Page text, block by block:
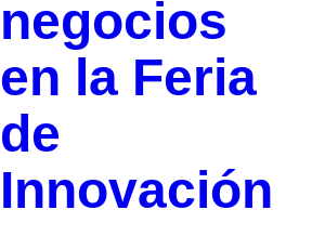
negocios
en la Feria
de
Innovación